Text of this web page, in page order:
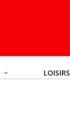
LOISIRS